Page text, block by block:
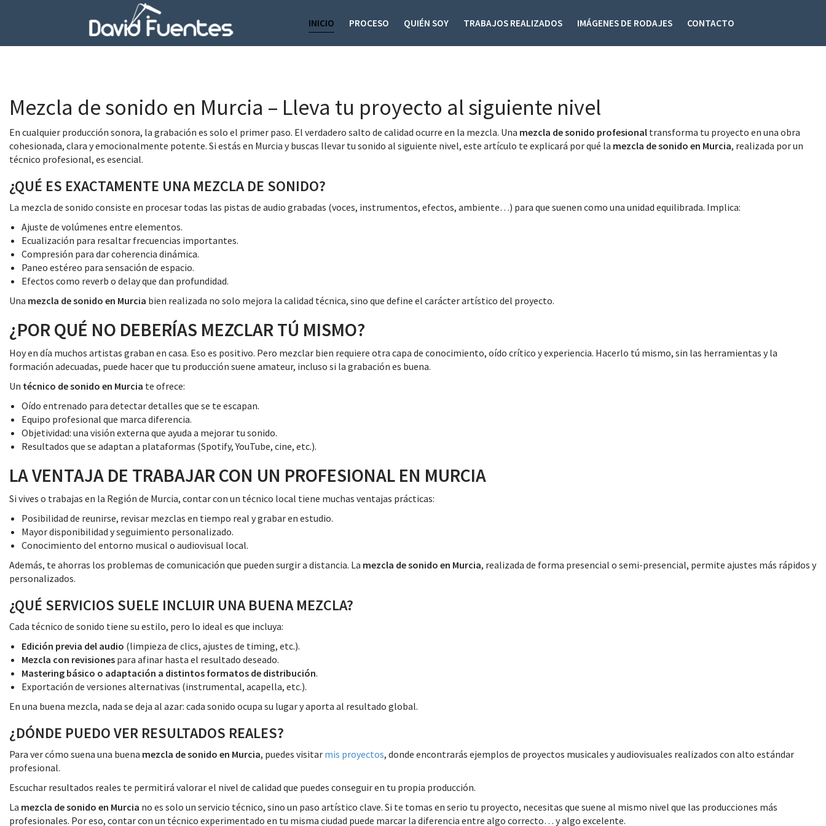
INICIO PROCESO QUIÉN SOY TRABAJOS REALIZADOS IMÁGENES DE RODAJES CONTACTO
Mezcla de sonido en Murcia – Lleva tu proyecto al siguiente nivel
En cualquier producción sonora, la grabación es solo el primer paso. El verdadero salto de calidad ocurre en la mezcla. Una mezcla de sonido profesional transforma tu proyecto en una obra
cohesionada, clara y emocionalmente potente. Si estás en Murcia y buscas llevar tu sonido al siguiente nivel, este artículo te explicará por qué la mezcla de sonido en Murcia, realizada por un
técnico profesional, es esencial.
¿QUÉ ES EXACTAMENTE UNA MEZCLA DE SONIDO?
La mezcla de sonido consiste en procesar todas las pistas de audio grabadas (voces, instrumentos, efectos, ambiente…) para que suenen como una unidad equilibrada. Implica:
Ajuste de volúmenes entre elementos.
Ecualización para resaltar frecuencias importantes.
Compresión para dar coherencia dinámica.
Paneo estéreo para sensación de espacio.
Efectos como reverb o delay que dan profundidad.
Una mezcla de sonido en Murcia bien realizada no solo mejora la calidad técnica, sino que define el carácter artístico del proyecto.
¿POR QUÉ NO DEBERÍAS MEZCLAR TÚ MISMO?
Hoy en día muchos artistas graban en casa. Eso es positivo. Pero mezclar bien requiere otra capa de conocimiento, oído crítico y experiencia. Hacerlo tú mismo, sin las herramientas y la
formación adecuadas, puede hacer que tu producción suene amateur, incluso si la grabación es buena.
Un técnico de sonido en Murcia te ofrece:
Oído entrenado para detectar detalles que se te escapan.
Equipo profesional que marca diferencia.
Objetividad: una visión externa que ayuda a mejorar tu sonido.
Resultados que se adaptan a plataformas (Spotify, YouTube, cine, etc.).
LA VENTAJA DE TRABAJAR CON UN PROFESIONAL EN MURCIA
Si vives o trabajas en la Región de Murcia, contar con un técnico local tiene muchas ventajas prácticas:
Posibilidad de reunirse, revisar mezclas en tiempo real y grabar en estudio.
Mayor disponibilidad y seguimiento personalizado.
Conocimiento del entorno musical o audiovisual local.
Además, te ahorras los problemas de comunicación que pueden surgir a distancia. La mezcla de sonido en Murcia, realizada de forma presencial o semi-presencial, permite ajustes más rápidos y
personalizados.
¿QUÉ SERVICIOS SUELE INCLUIR UNA BUENA MEZCLA?
Cada técnico de sonido tiene su estilo, pero lo ideal es que incluya:
Edición previa del audio (limpieza de clics, ajustes de timing, etc.).
Mezcla con revisiones para afinar hasta el resultado deseado.
Mastering básico o adaptación a distintos formatos de distribución.
Exportación de versiones alternativas (instrumental, acapella, etc.).
En una buena mezcla, nada se deja al azar: cada sonido ocupa su lugar y aporta al resultado global.
¿DÓNDE PUEDO VER RESULTADOS REALES?
Para ver cómo suena una buena mezcla de sonido en Murcia, puedes visitar mis proyectos, donde encontrarás ejemplos de proyectos musicales y audiovisuales realizados con alto estándar
profesional.
Escuchar resultados reales te permitirá valorar el nivel de calidad que puedes conseguir en tu propia producción.
La mezcla de sonido en Murcia no es solo un servicio técnico, sino un paso artístico clave. Si te tomas en serio tu proyecto, necesitas que suene al mismo nivel que las producciones más
profesionales. Por eso, contar con un técnico experimentado en tu misma ciudad puede marcar la diferencia entre algo correcto… y algo excelente.